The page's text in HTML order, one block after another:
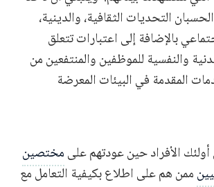
التحديات الثقافية، والدينية،
بالإضافة إلى اعتبارات تتعلق
والنفسية للموظفين والمنتفعين من
المقدمة في البيئات المعرضة
الأفراد حين عودتهم علىمختصين
ممن هم على اطلاع بكيفية التعامل مع